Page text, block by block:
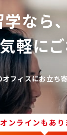
なら、
軽に
フィスにお立ち
オンラインもあり